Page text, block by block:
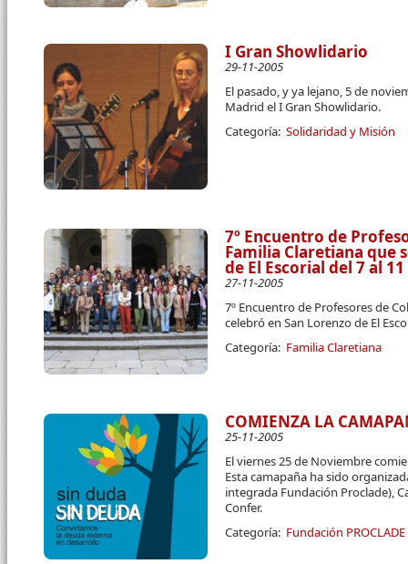
I Gran Showlidario
29-11-2005
El pasado, y ya lejano, 5 de
Madrid el I Gran Showlidario.
Categoría: Solidaridad y Misión
7º Encuentro de
Familia Claretiana que
de El Escorial del 7 al
27-11-2005
7º Encuentro de Profesores de
celebró en San Lorenzo de El
Categoría: Familia Claretiana
COMIENZA LA
25-11-2005
El viernes 25 de Noviembre
Esta camapaña ha sido
integrada Fundación Proclade),
Confer.
Categoría: Fundación PROCLADE